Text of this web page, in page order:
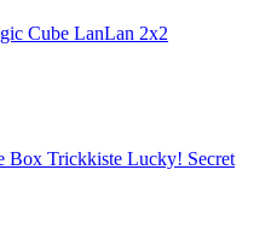
LanLan 2x2
Trickkiste Lucky! Secret